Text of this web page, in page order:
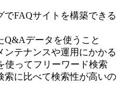
FAQサイトを構築できる
Q&Aデータを使うこと
ンテナンスや運用にかかる
使ってフリーワード検索
索に比べて検索性が高いの